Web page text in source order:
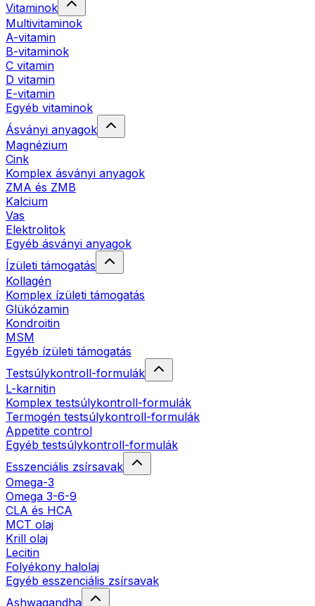
Vitaminok
Multivitaminok
A-vitamin
B-vitaminok
C vitamin
D vitamin
E-vitamin
Egyéb vitaminok
Ásványi anyagok
Magnézium
Cink
Komplex ásványi anyagok
ZMA és ZMB
Kalcium
Vas
Elektrolitok
Egyéb ásványi anyagok
Ízületi támogatás
Kollagén
Komplex ízületi támogatás
Glükózamin
Kondroitin
MSM
Egyéb ízületi támogatás
Testsúlykontroll-formulák
L-karnitin
Komplex testsúlykontroll-formulák
Termogén testsúlykontroll-formulák
Appetite control
Egyéb testsúlykontroll-formulák
Esszenciális zsírsavak
Omega-3
Omega 3-6-9
CLA és HCA
MCT olaj
Krill olaj
Lecitin
Folyékony halolaj
Egyéb esszenciális zsírsavak
Ashwagandha